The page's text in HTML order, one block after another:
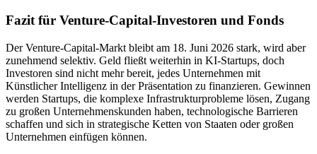
Fazit für Venture-Capital-Investoren und Fonds
Der Venture-Capital-Markt bleibt am 18. Juni 2026 stark, wird aber
zunehmend selektiv. Geld fließt weiterhin in KI-Startups, doch
Investoren sind nicht mehr bereit, jedes Unternehmen mit
Künstlicher Intelligenz in der Präsentation zu finanzieren. Gewinnen
werden Startups, die komplexe Infrastrukturprobleme lösen, Zugang
zu großen Unternehmenskunden haben, technologische Barrieren
schaffen und sich in strategische Ketten von Staaten oder großen
Unternehmen einfügen können.